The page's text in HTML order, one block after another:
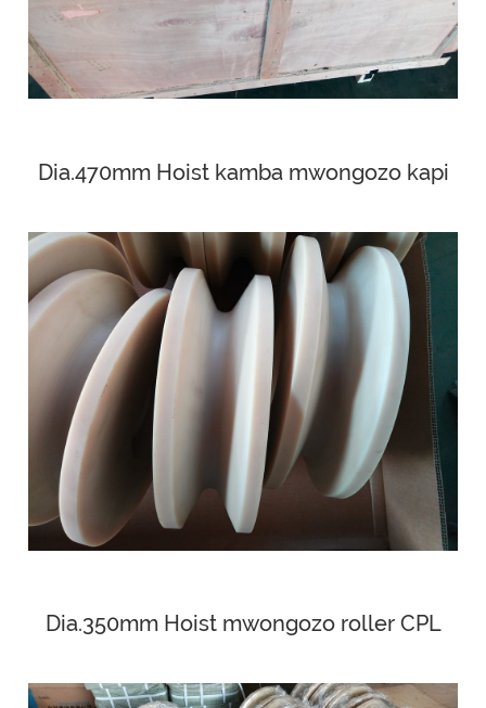
Dia.470mm Hoist kamba mwongozo kapi
Dia.350mm Hoist mwongozo roller CPL